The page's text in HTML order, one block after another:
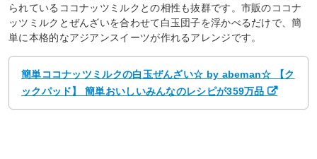
られているココナッツミルクとの相性も抜群です。市販のココナ
ッツミルクとぜんざいを合わせて白玉団子を浮かべるだけで、簡
単に本格的なアジアンスイーツが作れるアレンジです。
簡単ココナッツミルクの白玉ぜんざい☆ by abeman☆ 【ク
ックパッド】 簡単おいしいみんなのレシピが359万品